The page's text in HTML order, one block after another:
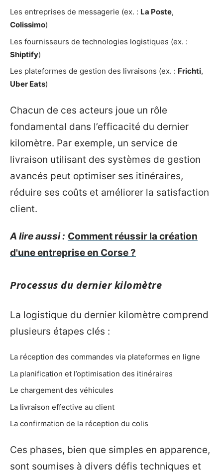
Les entreprises de messagerie (ex. : La Poste,
Colissimo)
Les fournisseurs de technologies logistiques (ex. :
Shiptify)
Les plateformes de gestion des livraisons (ex. : Frichti,
Uber Eats)
Chacun de ces acteurs joue un rôle
fondamental dans l’efficacité du dernier
kilomètre. Par exemple, un service de
livraison utilisant des systèmes de gestion
avancés peut optimiser ses itinéraires,
réduire ses coûts et améliorer la satisfaction
client.
A lire aussi : Comment réussir la création
d'une entreprise en Corse ?
Processus du dernier kilomètre
La logistique du dernier kilomètre comprend
plusieurs étapes clés :
La réception des commandes via plateformes en ligne
La planification et l’optimisation des itinéraires
Le chargement des véhicules
La livraison effective au client
La confirmation de la réception du colis
Ces phases, bien que simples en apparence,
sont soumises à divers défis techniques et